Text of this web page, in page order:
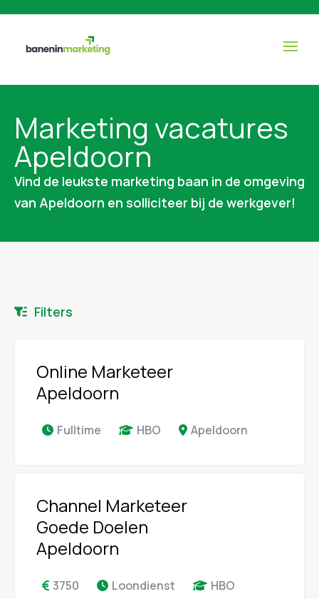
Marketing vacatures
Apeldoorn
Vind de leukste marketing baan in de omgeving
van Apeldoorn en solliciteer bij de werkgever!
Filters
Online Marketeer
Apeldoorn
Fulltime HBO Apeldoorn
Channel Marketeer
Goede Doelen
Apeldoorn
3750 Loondienst
HBO